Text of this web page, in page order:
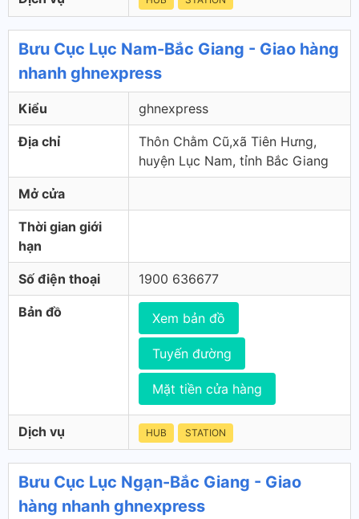
Bưu Cục Lục Nam-Bắc Giang - Giao hàng
nhanh ghnexpress
Kiểu ghnexpress
Địa chỉ
Thôn Chằm Cũ,xã Tiên Hưng,
huyện Lục Nam, tỉnh Bắc Giang
Mở cửa
Thời gian giới
hạn
Số điện thoại 1900 636677
Bản đồ Xem bản đồ
Tuyến đường
Mặt tiền cửa hàng
Dịch vụ HUB STATION
Bưu Cục Lục Ngạn-Bắc Giang - Giao
hàng nhanh ghnexpress